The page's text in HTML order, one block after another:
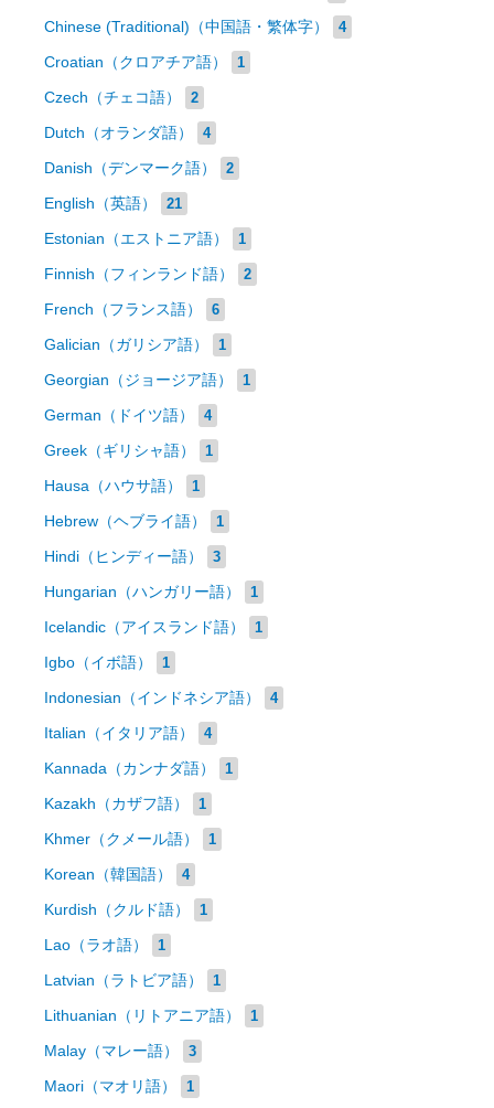
Chinese (Traditional)（中国語・繁体字） 4
Croatian（クロアチア語） 1
Czech（チェコ語） 2
Dutch（オランダ語） 4
Danish（デンマーク語） 2
English（英語） 21
Estonian（エストニア語） 1
Finnish（フィンランド語） 2
French（フランス語） 6
Galician（ガリシア語） 1
Georgian（ジョージア語） 1
German（ドイツ語） 4
Greek（ギリシャ語） 1
Hausa（ハウサ語） 1
Hebrew（ヘブライ語） 1
Hindi（ヒンディー語） 3
Hungarian（ハンガリー語） 1
Icelandic（アイスランド語） 1
Igbo（イボ語） 1
Indonesian（インドネシア語） 4
Italian（イタリア語） 4
Kannada（カンナダ語） 1
Kazakh（カザフ語） 1
Khmer（クメール語） 1
Korean（韓国語） 4
Kurdish（クルド語） 1
Lao（ラオ語） 1
Latvian（ラトビア語） 1
Lithuanian（リトアニア語） 1
Malay（マレー語） 3
Maori（マオリ語） 1